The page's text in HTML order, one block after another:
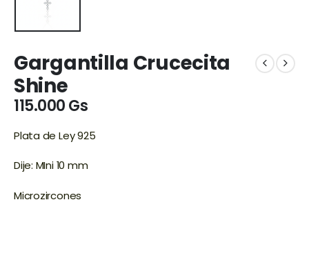
Gargantilla Crucecita
Shine
115.000Gs
Plata de Ley 925
Dije: MIni 10 mm
Microzircones